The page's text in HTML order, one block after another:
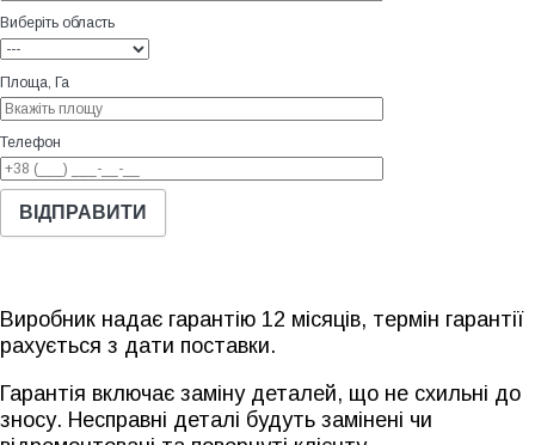
Виберіть область
Площа, Га
Телефон
Виробник надає гарантію 12 місяців, термін гарантії
рахується з дати поставки.
Гарантія включає заміну деталей, що не схильні до
зносу. Несправні деталі будуть замінені чи